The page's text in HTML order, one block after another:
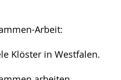
Arbeit:
Klöster in Westfalen.